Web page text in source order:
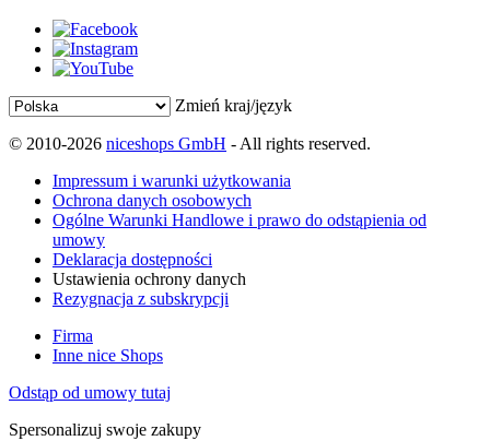
Zmień kraj/język
© 2010-2026 niceshops GmbH - All rights reserved.
Impressum i warunki użytkowania
Ochrona danych osobowych
Ogólne Warunki Handlowe i prawo do odstąpienia od
umowy
Deklaracja dostępności
Ustawienia ochrony danych
Rezygnacja z subskrypcji
Firma
Inne nice Shops
Odstąp od umowy tutaj
Spersonalizuj swoje zakupy